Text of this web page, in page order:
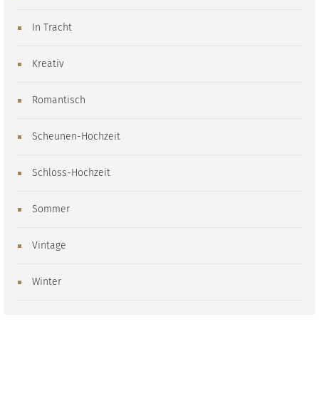
In Tracht
Kreativ
Romantisch
Scheunen-Hochzeit
Schloss-Hochzeit
Sommer
Vintage
Winter